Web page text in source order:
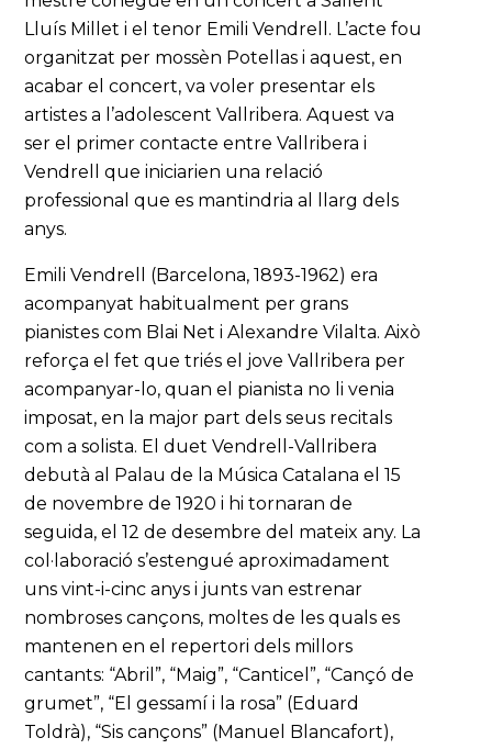
Lluís Millet i el tenor Emili Vendrell. L’acte fou
organitzat per mossèn Potellas i aquest, en
acabar el concert, va voler presentar els
artistes a l’adolescent Vallribera. Aquest va
ser el primer contacte entre Vallribera i
Vendrell que iniciarien una relació
professional que es mantindria al llarg dels
anys.
Emili Vendrell (Barcelona, 1893-1962) era
acompanyat habitualment per grans
pianistes com Blai Net i Alexandre Vilalta. Això
reforça el fet que triés el jove Vallribera per
acompanyar-lo, quan el pianista no li venia
imposat, en la major part dels seus recitals
com a solista. El duet Vendrell-Vallribera
debutà al Palau de la Música Catalana el 15
de novembre de 1920 i hi tornaran de
seguida, el 12 de desembre del mateix any. La
col·laboració s’estengué aproximadament
uns vint-i-cinc anys i junts van estrenar
nombroses cançons, moltes de les quals es
mantenen en el repertori dels millors
cantants: “Abril”, “Maig”, “Canticel”, “Cançó de
grumet”, “El gessamí i la rosa” (Eduard
Toldrà), “Sis cançons” (Manuel Blancafort),